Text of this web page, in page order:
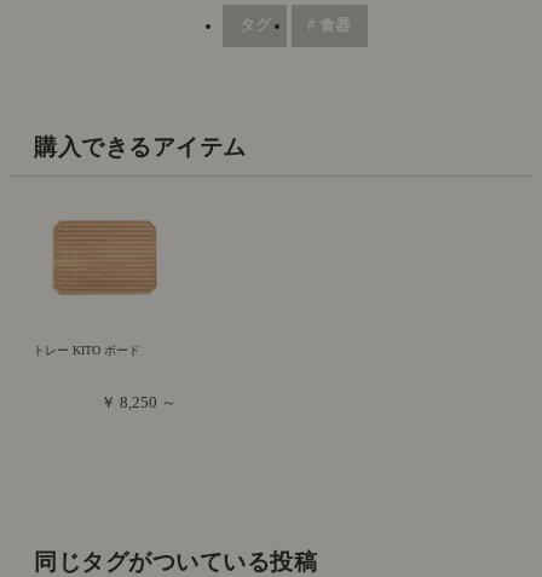
タグ # 食器
購入できるアイテム
トレー KITO ボード
￥ 8,250 ～
同じタグがついている投稿